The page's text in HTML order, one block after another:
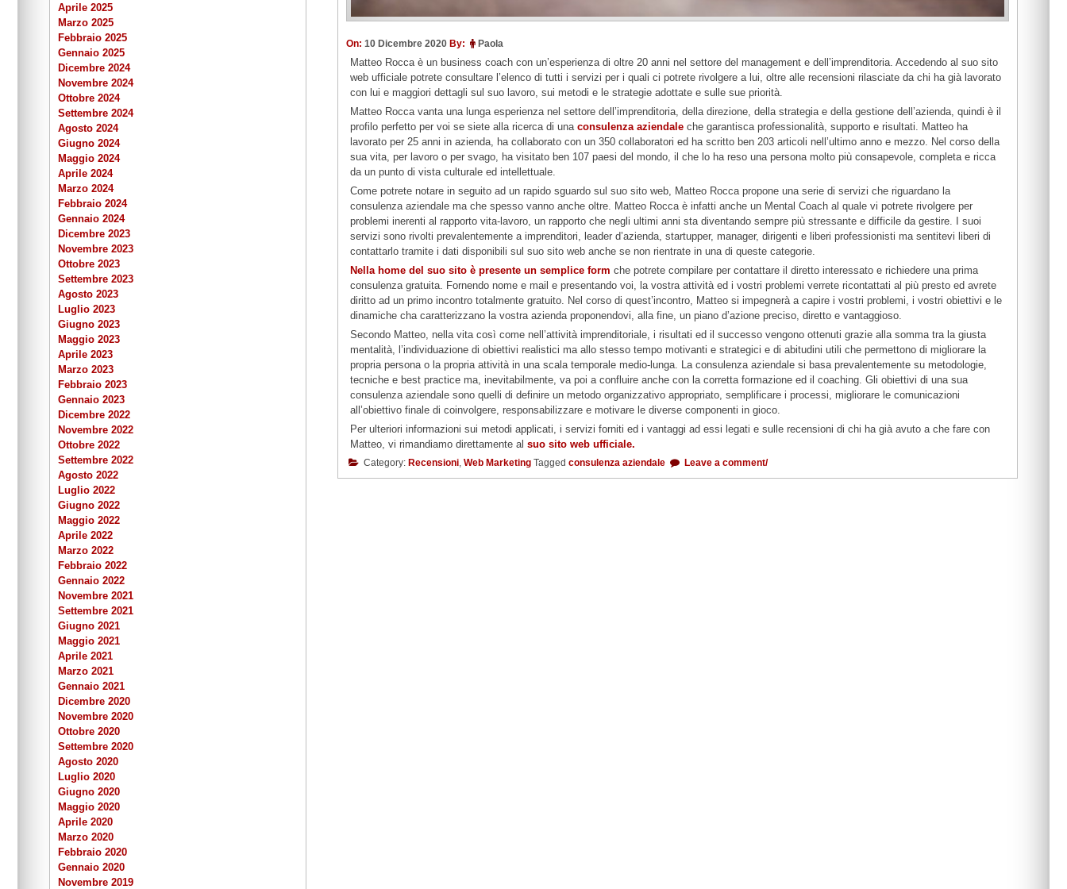
On: 10 Dicembre 2020 By: Paola
Matteo Rocca è un business coach con un’esperienza di oltre 20 anni nel settore del management e dell’imprenditoria. Accedendo al suo sito
web ufficiale potrete consultare l’elenco di tutti i servizi per i quali ci potrete rivolgere a lui, oltre alle recensioni rilasciate da chi ha già lavorato
con lui e maggiori dettagli sul suo lavoro, sui metodi e le strategie adottate e sulle sue priorità.
Matteo Rocca vanta una lunga esperienza nel settore dell’imprenditoria, della direzione, della strategia e della gestione dell’azienda, quindi è il
profilo perfetto per voi se siete alla ricerca di unaconsulenza aziendale che garantisca professionalità, supporto e risultati. Matteo ha
lavorato per 25 anni in azienda, ha collaborato con un 350 collaboratori ed ha scritto ben 203 articoli nell’ultimo anno e mezzo. Nel corso della
sua vita, per lavoro o per svago, ha visitato ben 107 paesi del mondo, il che lo ha reso una persona molto più consapevole, completa e ricca
da un punto di vista culturale ed intellettuale.
Come potrete notare in seguito ad un rapido sguardo sul suo sito web, Matteo Rocca propone una serie di servizi che riguardano la
consulenza aziendale ma che spesso vanno anche oltre. Matteo Rocca è infatti anche un Mental Coach al quale vi potrete rivolgere per
problemi inerenti al rapporto vita-lavoro, un rapporto che negli ultimi anni sta diventando sempre più stressante e difficile da gestire. I suoi
servizi sono rivolti prevalentemente a imprenditori, leader d’azienda, startupper, manager, dirigenti e liberi professionisti ma sentitevi liberi di
contattarlo tramite i dati disponibili sul suo sito web anche se non rientrate in una di queste categorie.
Nella home del suo sito è presente un semplice form che potrete compilare per contattare il diretto interessato e richiedere una prima
consulenza gratuita. Fornendo nome e mail e presentando voi, la vostra attività ed i vostri problemi verrete ricontattati al più presto ed avrete
diritto ad un primo incontro totalmente gratuito. Nel corso di quest’incontro, Matteo si impegnerà a capire i vostri problemi, i vostri obiettivi e le
dinamiche cha caratterizzano la vostra azienda proponendovi, alla fine, un piano d’azione preciso, diretto e vantaggioso.
Secondo Matteo, nella vita così come nell’attività imprenditoriale, i risultati ed il successo vengono ottenuti grazie alla somma tra la giusta
mentalità, l’individuazione di obiettivi realistici ma allo stesso tempo motivanti e strategici e di abitudini utili che permettono di migliorare la
propria persona o la propria attività in una scala temporale medio-lunga. La consulenza aziendale si basa prevalentemente su metodologie,
tecniche e best practice ma, inevitabilmente, va poi a confluire anche con la corretta formazione ed il coaching. Gli obiettivi di una sua
consulenza aziendale sono quelli di definire un metodo organizzativo appropriato, semplificare i processi, migliorare le comunicazioni
all’obiettivo finale di coinvolgere, responsabilizzare e motivare le diverse componenti in gioco.
Per ulteriori informazioni sui metodi applicati, i servizi forniti ed i vantaggi ad essi legati e sulle recensioni di chi ha già avuto a che fare con
Matteo, vi rimandiamo direttamente alsuo sito web ufficiale.
Category: Recensioni, Web Marketing Tagged consulenza aziendale Leave a comment/
Aprile 2025
Marzo 2025
Febbraio 2025
Gennaio 2025
Dicembre 2024
Novembre 2024
Ottobre 2024
Settembre 2024
Agosto 2024
Giugno 2024
Maggio 2024
Aprile 2024
Marzo 2024
Febbraio 2024
Gennaio 2024
Dicembre 2023
Novembre 2023
Ottobre 2023
Settembre 2023
Agosto 2023
Luglio 2023
Giugno 2023
Maggio 2023
Aprile 2023
Marzo 2023
Febbraio 2023
Gennaio 2023
Dicembre 2022
Novembre 2022
Ottobre 2022
Settembre 2022
Agosto 2022
Luglio 2022
Giugno 2022
Maggio 2022
Aprile 2022
Marzo 2022
Febbraio 2022
Gennaio 2022
Novembre 2021
Settembre 2021
Giugno 2021
Maggio 2021
Aprile 2021
Marzo 2021
Gennaio 2021
Dicembre 2020
Novembre 2020
Ottobre 2020
Settembre 2020
Agosto 2020
Luglio 2020
Giugno 2020
Maggio 2020
Aprile 2020
Marzo 2020
Febbraio 2020
Gennaio 2020
Novembre 2019